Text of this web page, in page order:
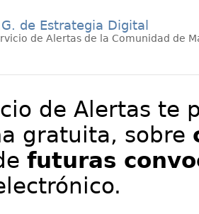
de Estrategia Digital
de Alertas de la Comunidad de
de Alertas te
gratuita, sobre
futuras